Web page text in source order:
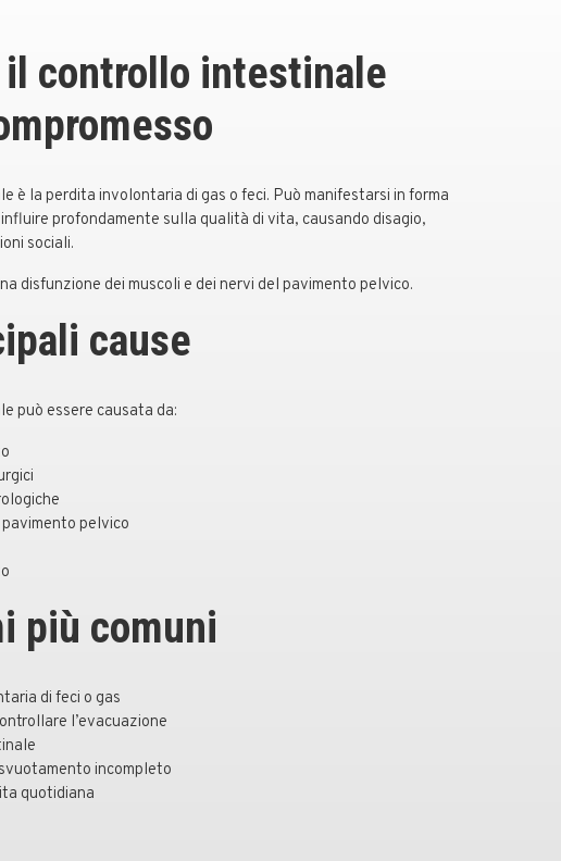
il controllo intestinale
è la perdita involontaria di gas o feci. Può manifestarsi in forma
profondamente sulla qualità di vita, causando disagio,
sociali.
disfunzione dei muscoli e dei nervi del pavimento pelvico.
cause
può essere causata da:
pelvico
più comuni
di feci o gas
l’evacuazione
incompleto
quotidiana